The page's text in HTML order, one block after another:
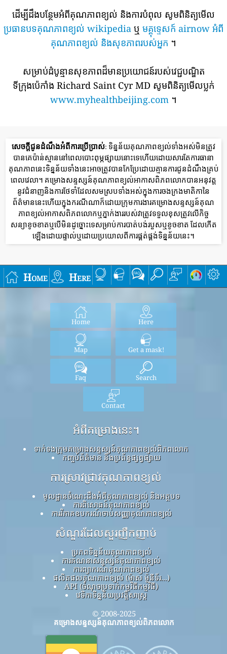
ដើម្បីដឹងបន្ថែមអំពីគុណភាពខ្យល់ និងការបំពុល សូមពិនិត្យមើល
ប្រធានបទគុណភាពខ្យល់ wikipedia ឬ មគ្គុទ្ទេសក៍ airnow អំពី
គុណភាពខ្យល់ និងសុខភាពរបស់អ្នក ។
សម្រាប់ដំបូន្មានសុខភាពដ៏មានប្រយោជន៍របស់វេជ្ជបណ្ឌិត
ទីក្រុងប៉េកាំង Richard Saint Cyr MD សូមពិនិត្យមើលប្លក់
www.myhealthbeijing.com ។
សេចក្តីជូនដំណឹងអំពីការប្រើប្រាស់: ទិន្នន័យគុណភាពខ្យល់ទាំងអស់មិនត្រូវ
បានគេប៉ាន់ស្មាននៅពេលបោះពុម្ភផ្សាយនោះទេហើយដោយសារតែការធានា
គុណភាពនេះទិន្នន័យទាំងនេះអាចត្រូវបានកែប្រែដោយគ្មានការជូនដំណឹងគ្រប់
ពេលវេលា។ គម្រោងសន្ទស្សន៍គុណភាពខ្យល់អាកាសពិភពលោកបានអនុវត្ត
នូវជំនាញនិងការថែទាំដែលសមស្របទាំងអស់ក្នុងការចងក្រងមាតិកានៃ
ព័ត៌មាននេះហើយក្នុងករណីណាក៏ដោយក្រុមការងារគម្រោងសន្ទស្សន៍គុណ
ភាពខ្យល់អាកាសពិភពលោកឬភ្នាក់ងាររបស់វាត្រូវទទួលខុសត្រូវលើកិច្ច
សន្យាខូចខាតឬបើមិនដូច្នោះទេសម្រាប់ការបាត់បង់របួសឬខូចខាត ដែលកើត
ឡើងដោយផ្ទាល់ឬដោយប្រយោលពីការផ្គត់ផ្គង់ទិន្នន័យនេះ។
Home Here
Home Here
Map Get a mask!
Faq Search
Contact
អំពីគម្រោងនេះ។
ទាក់ទងក្រុមគម្រោងសន្ទស្សន៍គុណភាពខ្យល់ពិភពលោក
កញ្ចប់ព័ត៌មាន និងប្រព័ន្ធផ្សព្វផ្សាយ
ការស្រាវជ្រាវគុណភាពខ្យល់
មូលដ្ឋានចំណេះដឹងអំពីគុណភាពខ្យល់ និងអត្ថបទ
ការពិសោធន៍គុណភាពខ្យល់
ការវិភាគឧបករណ៍ចាប់សញ្ញាគុណភាពខ្យល់
សំណួរដែលសួរញឹកញាប់
ប្រភពទិន្នន័យគុណភាពខ្យល់
ការគណនាសន្ទស្សន៍គុណភាពខ្យល់
ការព្យាករណ៍គុណភាពខ្យល់
ផលិតផលគុណភាពខ្យល់ (ម៉ាស ម៉ូនីទ័រ...)
API (ចំណុចប្រទាក់កម្មវិធីកម្មវិធី)
វេទិកាទិន្នន័យប្រវត្តិសាស្ត្រ
© 2008-2025
គម្រោងសន្ទស្សន៍គុណភាពខ្យល់ពិភពលោក